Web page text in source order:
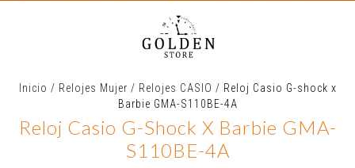
Inicio / Relojes Mujer / Relojes CASIO / Reloj Casio G-shock x
Barbie GMA-S110BE-4A
Reloj Casio G-Shock X Barbie GMA-
S110BE-4A